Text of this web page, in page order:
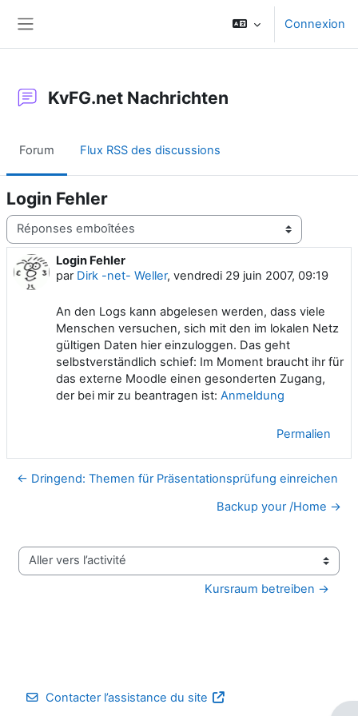
Connexion
KvFG.net Nachrichten
Forum Flux RSS des discussions
Login Fehler
Type d’affichage
Login Fehler
par Dirk -net- Weller, vendredi 29 juin 2007, 09:19
Nombre de réponses : 0
An den Logs kann abgelesen werden, dass viele
Menschen versuchen, sich mit den im lokalen Netz
gültigen Daten hier einzuloggen. Das geht
selbstverständlich schief: Im Moment braucht ihr für
das externe Moodle einen gesonderten Zugang,
der bei mir zu beantragen ist: Anmeldung
Permalien
← Dringend: Themen für Präsentationsprüfung einreichen
Backup your /Home →
Aller vers l’activité
Kursraum betreiben →
Contacter l’assistance du site